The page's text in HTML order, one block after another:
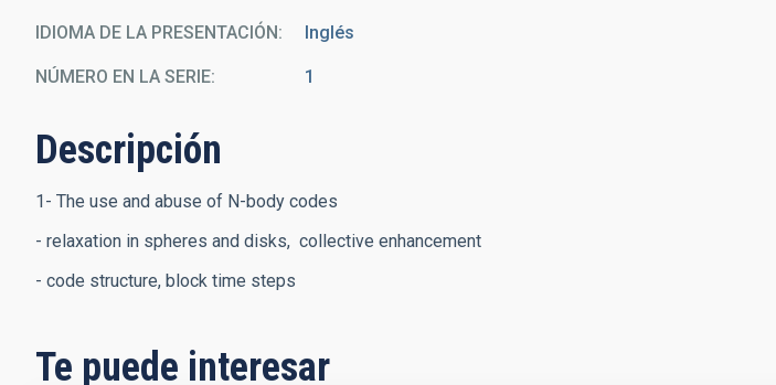
IDIOMA DE LA PRESENTACIÓN Inglés
NÚMERO EN LA SERIE 1
Descripción
1- The use and abuse of N-body codes
- relaxation in spheres and disks, collective enhancement
- code structure, block time steps
Te puede interesar